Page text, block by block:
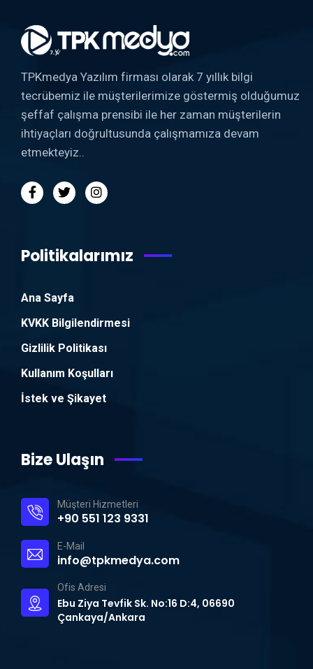
TPKmedya Yazılım firması olarak 7 yıllık bilgi
tecrübemiz ile müşterilerimize göstermiş olduğumuz
şeffaf çalışma prensibi ile her zaman müşterilerin
ihtiyaçları doğrultusunda çalışmamıza devam
etmekteyiz..
Politikalarımız
Ana Sayfa
KVKK Bilgilendirmesi
Gizlilik Politikası
Kullanım Koşulları
İstek ve Şikayet
Bize Ulaşın
Müşteri Hizmetleri
+90 551 123 9331
E-Mail
info@tpkmedya.com
Ofis Adresi
Ebu Ziya Tevfik Sk. No:16 D:4, 06690
Çankaya/Ankara